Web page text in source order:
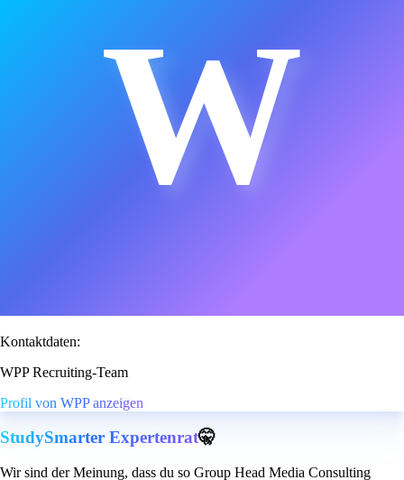
W
Kontaktdaten:
WPP Recruiting-Team
Profil von WPP anzeigen
StudySmarter Expertenrat🤫
Wir sind der Meinung, dass du so Group Head Media Consulting